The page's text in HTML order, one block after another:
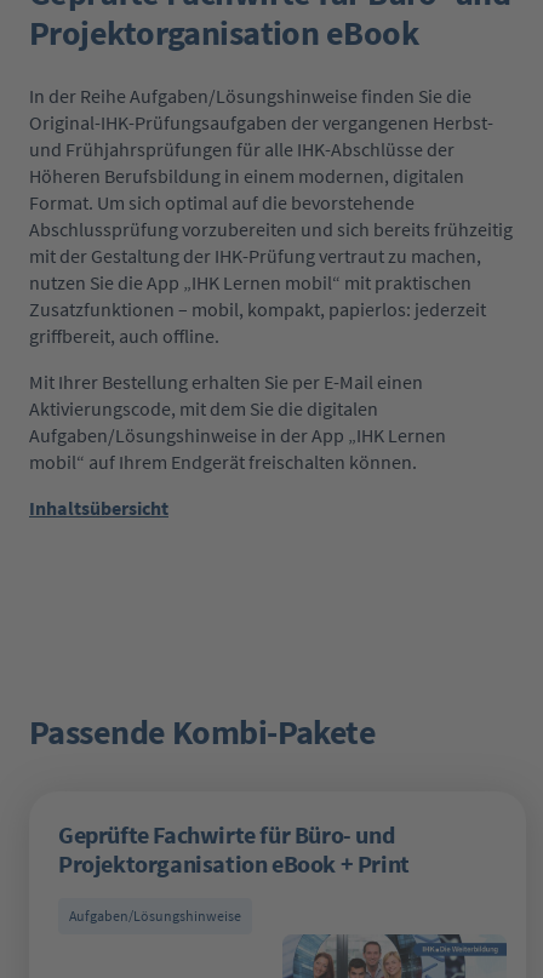
Projektorganisation eBook
In der Reihe Aufgaben/Lösungshinweise finden Sie die
Original-IHK-Prüfungsaufgaben der vergangenen Herbst-
und Frühjahrsprüfungen für alle IHK-Abschlüsse der
Höheren Berufsbildung in einem modernen, digitalen
Format. Um sich optimal auf die bevorstehende
Abschlussprüfung vorzubereiten und sich bereits frühzeitig
mit der Gestaltung der IHK-Prüfung vertraut zu machen,
nutzen Sie die App „IHK Lernen mobil“ mit praktischen
Zusatzfunktionen – mobil, kompakt, papierlos: jederzeit
griffbereit, auch offline.
Mit Ihrer Bestellung erhalten Sie per E-Mail einen
Aktivierungscode, mit dem Sie die digitalen
Aufgaben/Lösungshinweise in der App „IHK Lernen
mobil“ auf Ihrem Endgerät freischalten können.
Inhaltsübersicht
Produktgalerie überspringen
Passende Kombi-Pakete
Geprüfte Fachwirte für Büro- und
Projektorganisation eBook + Print
Aufgaben/Lösungshinweise